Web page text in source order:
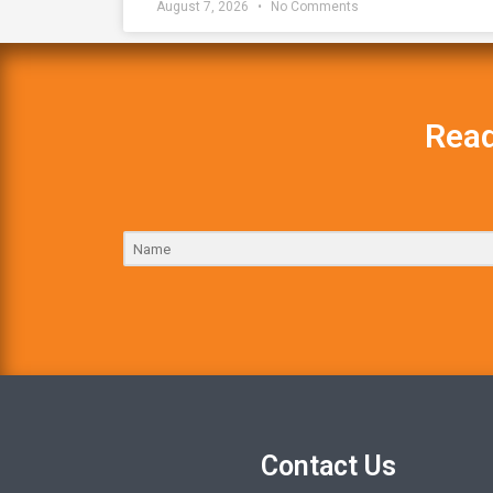
August 7, 2026 No Comments
Contact Us